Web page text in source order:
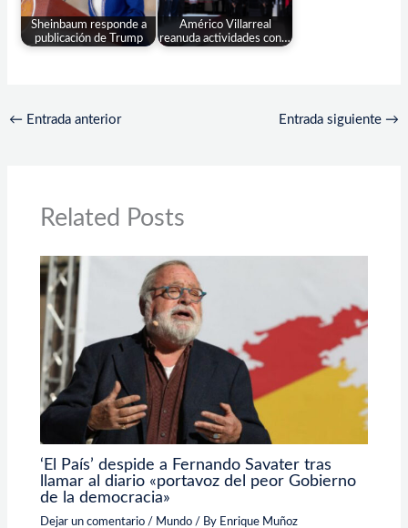
Sheinbaum responde a
publicación de Trump
Américo Villarreal
reanuda actividades con…
← Entrada anterior Entrada siguiente →
Related Posts
‘El País’ despide a Fernando Savater tras
llamar al diario «portavoz del peor Gobierno
de la democracia»
Dejar un comentario / Mundo / By Enrique Muñoz